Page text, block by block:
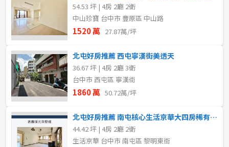
54.53 坪 | 4房 2廳 2衛
中山珍寶 台中市 豐原區 中山路
1520 萬 27.87萬/坪
北屯好房推薦 西屯寧漢街美透天
36.67 坪 | 4房 2廳 3衛
台中市 西屯區 寧漢街
1860 萬 50.72萬/坪
北屯好房推薦 南屯核心生活京華大四房稀有釋出
44.42 坪 | 4房 2廳 2衛
生活京華 台中市 南屯區 黎明東街